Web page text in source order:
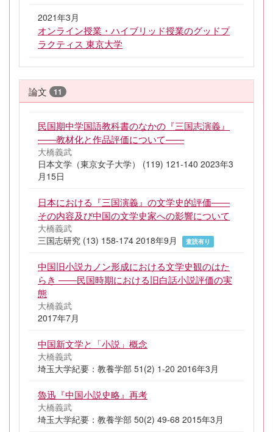
2021年3月
オンライン授業・ハイブリッド授業のグッドプ
ラクティス 東京大学
論文 11
民国期中学国語教科書のなかの『三国志演義』
――教材化と作品評価について――
大橋義武
日本文学（東京女子大学） (119) 121-140 2023年3
月15日
日本における『三国演義』の文学史的評価――
その内容及び中国の文学史家への影響について
大橋義武
三国志研究 (13) 158-174 2018年9月
査読有り
中国旧小説カノン形成における文学史観のはた
らき ――民国時期における旧白話小説評価の実
態
大橋義武
2017年7月
中国新文学と「小説」概念
大橋義武
埼玉大学紀要：教養学部 51(2) 1-20 2016年3月
魯迅『中国小説史略』再考
大橋義武
埼玉大学紀要：教養学部 50(2) 49-68 2015年3月